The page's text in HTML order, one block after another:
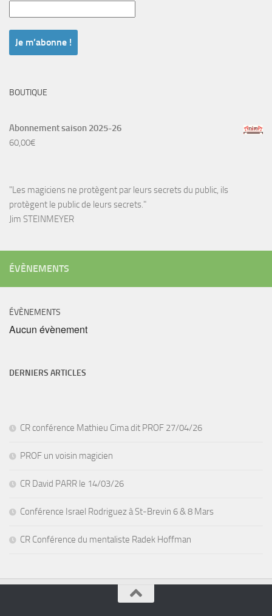
BOUTIQUE
Abonnement saison 2025-26
60,00€
"Les magiciens ne protègent par leurs secrets du public, ils
protègent le public de leurs secrets."
Jim STEINMEYER
ÉVÈNEMENTS
ÉVÈNEMENTS
Aucun évènement
DERNIERS ARTICLES
CR conférence Mathieu Cima dit PROF 27/04/26
PROF un voisin magicien
CR David PARR le 14/03/26
Conférence Israel Rodriguez à St-Brevin 6 & 8 Mars
CR Conférence du mentaliste Radek Hoffman